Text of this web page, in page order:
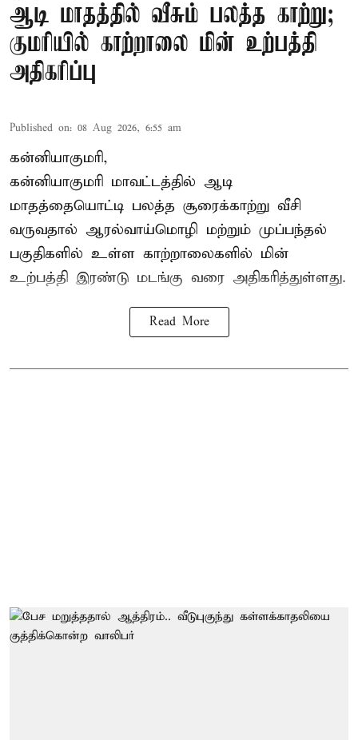
ஆடி மாதத்தில் வீசும் பலத்த காற்று;
குமரியில் காற்றாலை மின் உற்பத்தி
அதிகரிப்பு
Published on: 08 Aug 2026, 6:55 am
கன்னியாகுமரி,
கன்னியாகுமரி மாவட்டத்தில் ஆடி
மாதத்தையொட்டி பலத்த சூரைக்காற்று வீசி
வருவதால் ஆரல்வாய்மொழி மற்றும் முப்பந்தல்
பகுதிகளில் உள்ள காற்றாலைகளில் மின்
உற்பத்தி இரண்டு மடங்கு வரை அதிகரித்துள்ளது.
Read More